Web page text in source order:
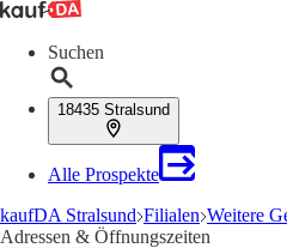
Suchen
18435 Stralsund
Alle Prospekte
kaufDA Stralsund Filialen Weitere
Adressen & Öffnungszeiten